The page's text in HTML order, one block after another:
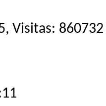
Visitas: 860732